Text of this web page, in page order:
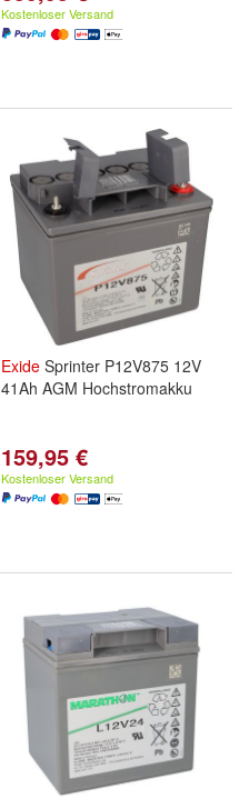
Kostenloser Versand
Exide Sprinter P12V875 12V
41Ah AGM Hochstromakku
159,95 €
Kostenloser Versand